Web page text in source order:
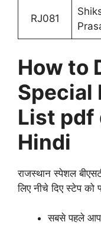
RJ081
How to
Special
List pdf
Hindi
राजस्थान स्पेशल
लिए नीचे दिए स्टेप को
सबसे पहले आप